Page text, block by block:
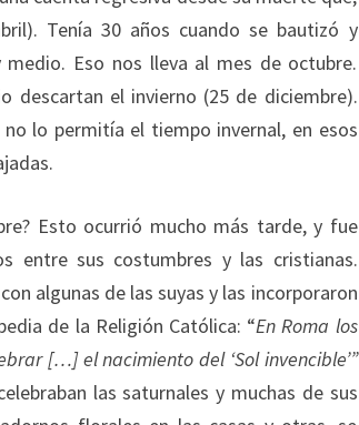
Tenía 30 años cuando se bautizó y
Eso nos lleva al mes de octubre.
descartan el invierno (25 de diciembre).
lo permitía el tiempo invernal, en esos
Esto ocurrió mucho más tarde, y fue
entre sus costumbres y las cristianas.
algunas de las suyas y las incorporaron
de la Religión Católica: “En Roma los
[…] el nacimiento del ‘Sol invencible’”
las saturnales y muchas de sus